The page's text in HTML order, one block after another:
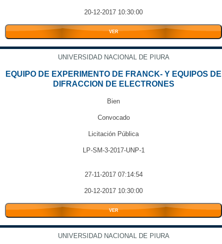
20-12-2017 10:30:00
VER
UNIVERSIDAD NACIONAL DE PIURA
EQUIPO DE EXPERIMENTO DE FRANCK- Y EQUIPOS DE
DIFRACCION DE ELECTRONES
Bien
Convocado
Licitación Pública
LP-SM-3-2017-UNP-1
27-11-2017 07:14:54
20-12-2017 10:30:00
VER
UNIVERSIDAD NACIONAL DE PIURA